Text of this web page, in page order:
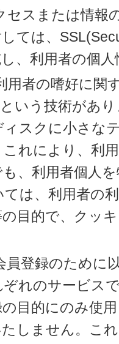
セスまたは情報
ては、
、利用者の個
用者の嗜好に関
いう技術があ
スクに小さな
れにより、利
、利用者個人
は、利用者の
目的で、クッ
員登録のために
れのサービス
目的にのみ使
しません。こ